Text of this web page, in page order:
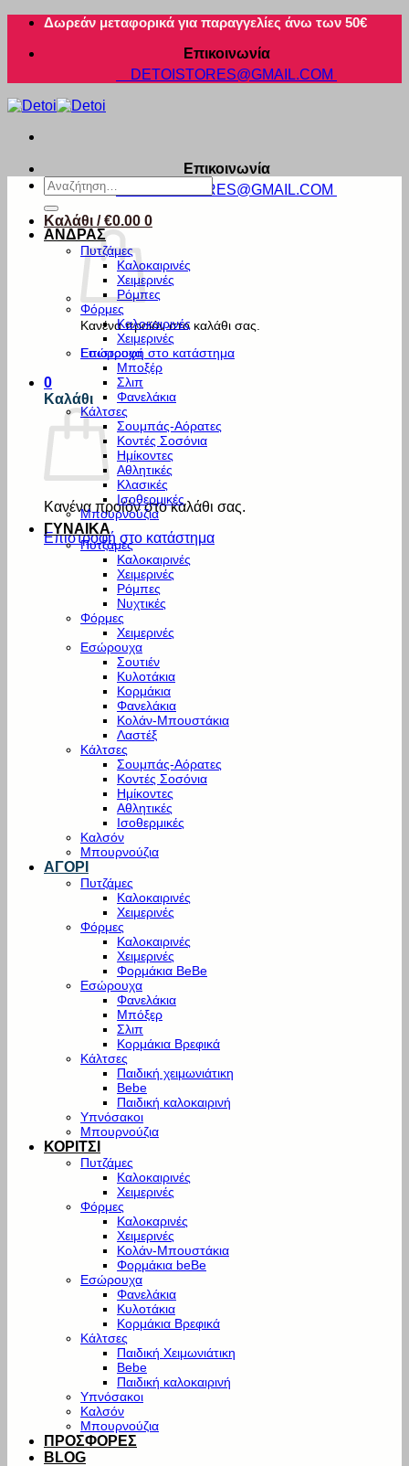
Μετάβαση
περιεχόμενο
Δωρεάν μεταφορικά για παραγγελίες άνω των 50€
Επικοινωνία
DETOISTORES@GMAIL.COM
Επικοινωνία
DETOISTORES@GMAIL.COM
Καλάθι /€0.00 0
Κανένα προϊόν στο καλάθι σας.
Επιστροφή στο κατάστημα
0
Καλάθι
Κανένα προϊόν στο καλάθι σας.
Επιστροφή στο κατάστημα
Αναζήτηση
για:
ΑΝΔΡΑΣ
Πυτζάμες
Καλοκαιρινές
Χειμερινές
Ρόμπες
Φόρμες
Καλοκαιρινές
Χειμερινές
Εσώρουχα
Μποξέρ
Σλιπ
Φανελάκια
Κάλτσες
Σουμπάς-Αόρατες
Κοντές Σοσόνια
Ημίκοντες
Αθλητικές
Κλασικές
Ισοθερμικές
Μπουρνούζια
ΓΥΝΑΙΚΑ
Πυτζάμες
Καλοκαιρινές
Χειμερινές
Ρόμπες
Νυχτικές
Φόρμες
Χειμερινές
Εσώρουχα
Σουτιέν
Κυλοτάκια
Κορμάκια
Φανελάκια
Κολάν-Μπουστάκια
Λαστέξ
Κάλτσες
Σουμπάς-Αόρατες
Κοντές Σοσόνια
Ημίκοντες
Αθλητικές
Ισοθερμικές
Καλσόν
Μπουρνούζια
ΑΓΟΡΙ
Πυτζάμες
Καλοκαιρινές
Χειμερινές
Φόρμες
Καλοκαιρινές
Χειμερινές
Φορμάκια BeBe
Εσώρουχα
Φανελάκια
Μπόξερ
Σλιπ
Κορμάκια Βρεφικά
Κάλτσες
Παιδική χειμωνιάτικη
Bebe
Παιδική καλοκαιρινή
Υπνόσακοι
Μπουρνούζια
ΚΟΡΙΤΣΙ
Πυτζάμες
Καλοκαιρινές
Χειμερινές
Φόρμες
Καλοκαρινές
Χειμερινές
Κολάν-Μπουστάκια
Φορμάκια beBe
Εσώρουχα
Φανελάκια
Κυλοτάκια
Κορμάκια Βρεφικά
Κάλτσες
Παιδική Χειμωνιάτικη
Bebe
Παιδική καλοκαιρινή
Υπνόσακοι
Καλσόν
Μπουρνούζια
ΠΡΟΣΦΟΡΕΣ
BLOG